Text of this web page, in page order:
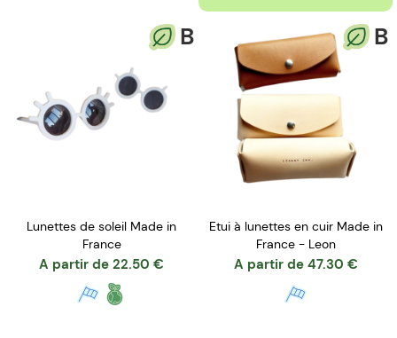
B
Lunettes de soleil Made in
France
A partir de 22.50 €
B
Etui à lunettes en cuir Made in
France - Leon
A partir de 47.30 €